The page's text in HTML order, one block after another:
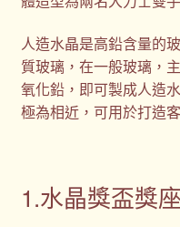
人造水晶是高鉛含量的
質玻璃，在一般玻璃，
氧化鉛，即可製成人造
極為相近，可用於打造
1.水晶獎盃獎